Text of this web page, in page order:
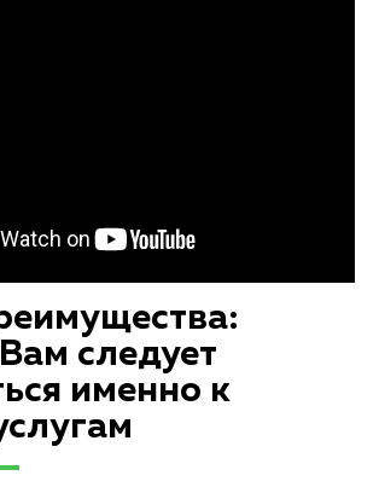
следует
именно к